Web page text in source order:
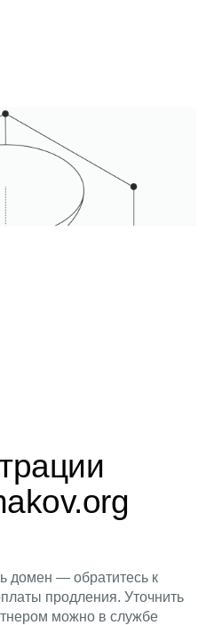
домен — обратитесь к
продления. Уточнить
можно в службе